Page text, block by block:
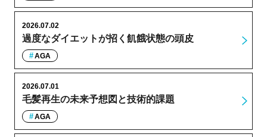
過度なダイエットが招く飢餓状態の頭皮
2026.07.02
AGA
毛髪再生の未来予想図と技術的課題
2026.07.01
AGA